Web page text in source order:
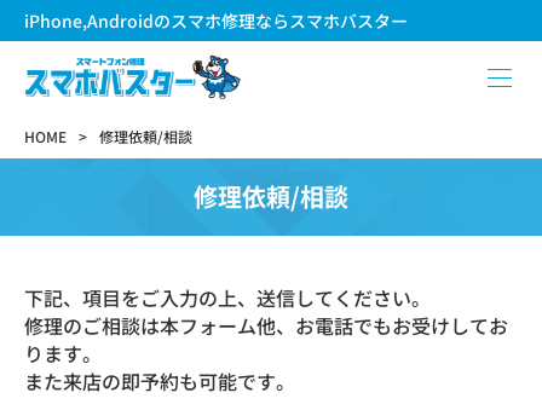
iPhone,Androidのスマホ修理ならスマホバスター
HOME 修理依頼/相談
修理依頼/相談
下記、項目をご入力の上、送信してください。
修理のご相談は本フォーム他、お電話でもお受けしてお
ります。
また来店の即予約も可能です。